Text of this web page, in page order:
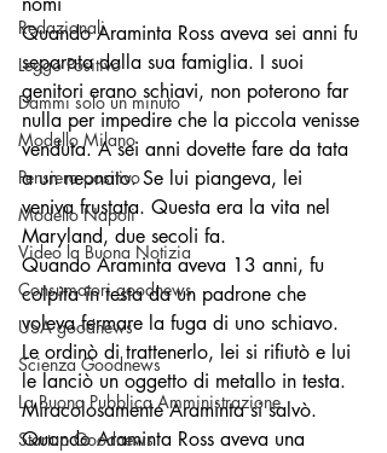
Redazionali
Leggo Positivo
Dammi solo un minuto
Modello Milano
Pensiero positivo
Modello Napoli
Video la Buona Notizia
Consumatori goodnews
USA goodnews
Scienza Goodnews
La Buona Pubblica Amministrazione
Startup Goodnews
Quando Araminta Ross aveva sei anni fu
separata dalla sua famiglia. I suoi
genitori erano schiavi, non poterono far
nulla per impedire che la piccola venisse
venduta. A sei anni dovette fare da tata
a un neonato. Se lui piangeva, lei
veniva frustata. Questa era la vita nel
Maryland, due secoli fa.
Quando Araminta aveva 13 anni, fu
colpita in testa da un padrone che
voleva fermare la fuga di uno schiavo.
Le ordinò di trattenerlo, lei si rifiutò e lui
le lanciò un oggetto di metallo in testa.
Miracolosamente Araminta si salvò.
Quando Araminta Ross aveva una